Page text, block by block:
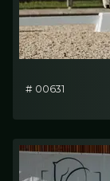
# 00631